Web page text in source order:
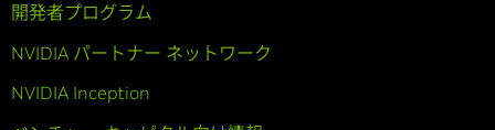
開発者プログラム
NVIDIA パートナー ネットワーク
NVIDIA Inception